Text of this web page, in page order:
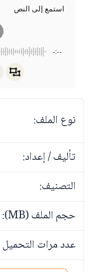
استمع إلى النص
-:--
نوع الملف:
تأليف / إعداد:
التصنيف:
حجم الملف (MB):
عدد مرات